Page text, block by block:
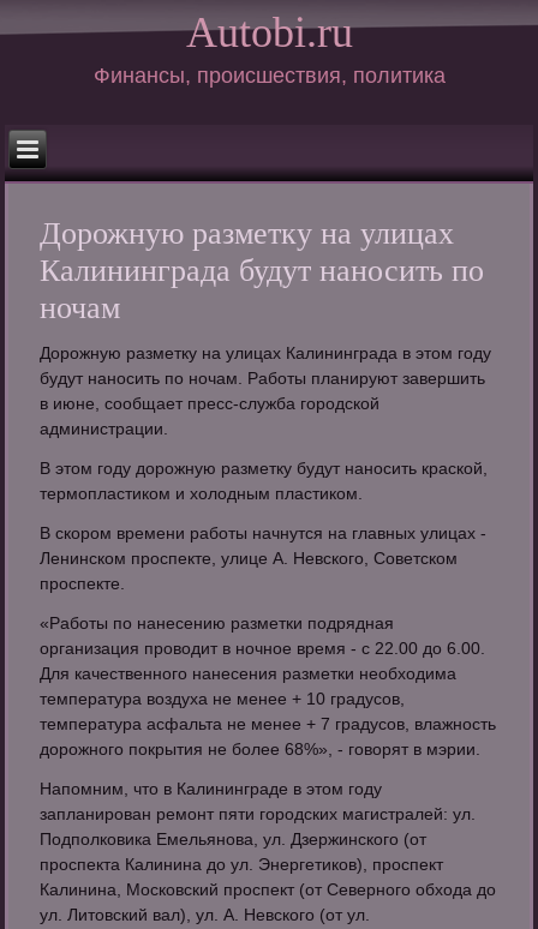
Autobi.ru
Финансы, происшествия, политика
Дорожную разметку на улицах
Калининграда будут наносить по
ночам
Дорожную разметку на улицах Калининграда в этом году
будут наносить по ночам. Работы планируют завершить
в июне, сообщает пресс-служба городской
администрации.
В этом году дорожную разметку будут наносить краской,
термопластиком и холодным пластиком.
В скором времени работы начнутся на главных улицах -
Ленинском проспекте, улице А. Невского, Советском
проспекте.
«Работы по нанесению разметки подрядная
организация проводит в ночное время - с 22.00 до 6.00.
Для качественного нанесения разметки необходима
температура воздуха не менее + 10 градусов,
температура асфальта не менее + 7 градусов, влажность
дорожного покрытия не более 68%», - говорят в мэрии.
Напомним, что в Калининграде в этом году
запланирован ремонт пяти городских магистралей: ул.
Подполковика Емельянова, ул. Дзержинского (от
проспекта Калинина до ул. Энергетиков), проспект
Калинина, Московский проспект (от Северного обхода до
ул. Литовский вал), ул. А. Невского (от ул.